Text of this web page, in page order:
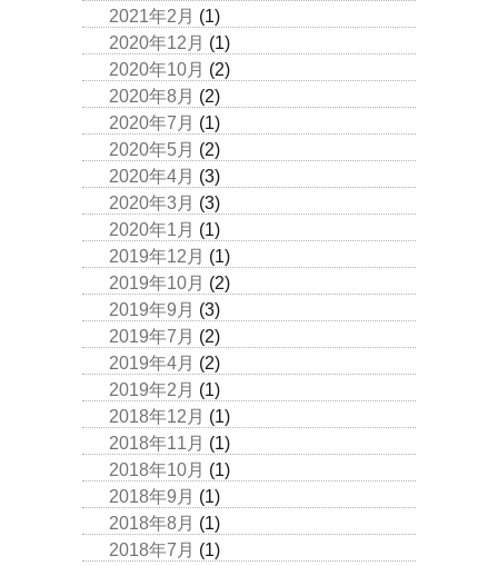
2021年2月 (1)
2020年12月 (1)
2020年10月 (2)
2020年8月 (2)
2020年7月 (1)
2020年5月 (2)
2020年4月 (3)
2020年3月 (3)
2020年1月 (1)
2019年12月 (1)
2019年10月 (2)
2019年9月 (3)
2019年7月 (2)
2019年4月 (2)
2019年2月 (1)
2018年12月 (1)
2018年11月 (1)
2018年10月 (1)
2018年9月 (1)
2018年8月 (1)
2018年7月 (1)